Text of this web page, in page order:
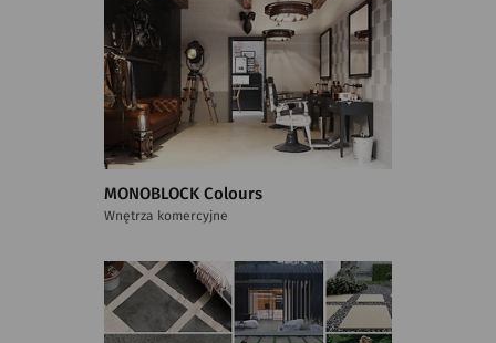
MONOBLOCK Colours
Wnętrza komercyjne